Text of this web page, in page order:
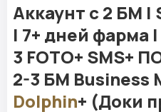
Аккаунт с 2 БМ |
| 7+ дней фарма
3 FOTO+ SMS+
2-3 БМ Business
Dolphin+ (Доки